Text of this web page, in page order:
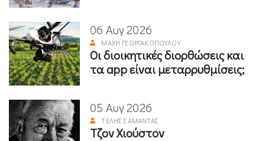
06 Αυγ 2026
ΜΆΧΗ ΓΕΩΡΓΑΚΟΠΟΎΛΟΥ
Οι διοικητικές διορθώσεις και
τα app είναι μεταρρυθμίσεις;
05 Αυγ 2026
ΤΈΛΗΣ ΣΑΜΑΝΤΆΣ
Τζον Χιούστον